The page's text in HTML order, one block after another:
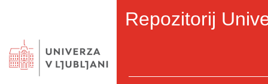
Repozitorij